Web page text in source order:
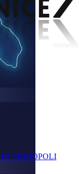
MONOPOLI